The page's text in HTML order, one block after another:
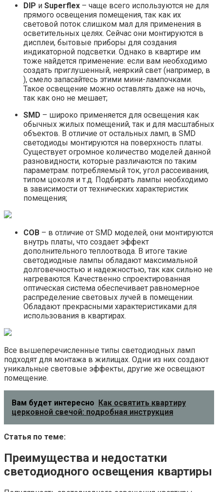
DIP и Superflex – чаще всего используются не для
прямого освещения помещения, так как их
световой поток слишком мал для применения в
осветительных целях. Сейчас они монтируются в
дисплеи, бытовые приборы для создания
индикаторной подсветки. Однако в квартире им
тоже найдется применение: если вам необходимо
создать приглушенный, неяркий свет (например, в
), смело запасайтесь этими мини-лампочками.
Такое освещение можно оставлять даже на ночь,
так как оно не мешает;
SMD – широко применяется для освещения как
обычных жилых помещений, так и для масштабных
объектов. В отличие от остальных ламп, в SMD
светодиоды монтируются на поверхность платы.
Существует огромное количество моделей данной
разновидности, которые различаются по таким
параметрам: потребляемый ток, угол рассеивания,
типом цоколя и т.д. Подбирать лампы необходимо
в зависимости от технических характеристик
помещения;
COB – в отличие от SMD моделей, они монтируются
внутрь платы, что создает эффект
дополнительного теплоотвода. В итоге такие
светодиодные лампы обладают максимальной
долговечностью и надежностью, так как сильно не
нагреваются. Качественно спроектированная
оптическая система обеспечивает равномерное
распределение световых лучей в помещении.
Обладают прекрасными характеристиками для
использования в квартирах.
Все вышеперечисленные типы светодиодных ламп
подходят для монтажа в жилищах. Одни из них создают
уникальные световые эффекты, другие же освещают
помещение.
Вам будет интересно Как освятить квартиру
церковной свечой: подробная инструкция
Статья по теме:
Преимущества и недостатки
светодиодного освещения квартиры